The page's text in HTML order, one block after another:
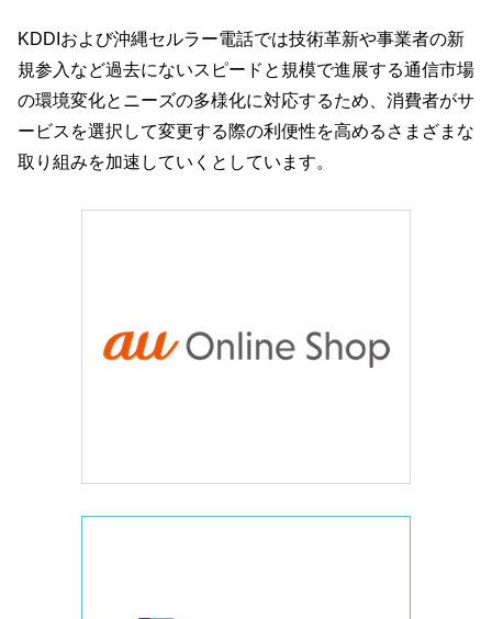
KDDIおよび沖縄セルラー電話では技術革新や事業者の新
規参入など過去にないスピードと規模で進展する通信市場
の環境変化とニーズの多様化に対応するため、消費者がサ
ービスを選択して変更する際の利便性を高めるさまざまな
取り組みを加速していくとしています。